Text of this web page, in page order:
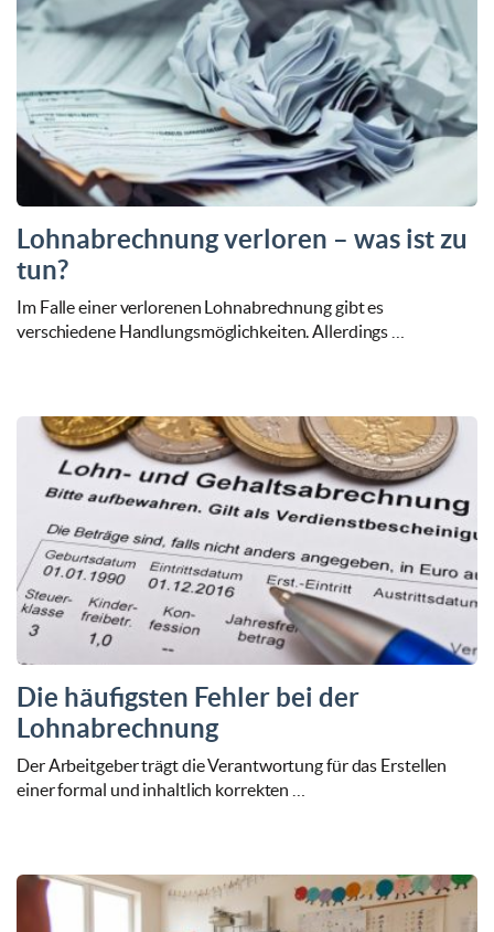
Lohnabrechnung verloren – was ist zu
tun?
Im Falle einer verlorenen Lohnabrechnung gibt es
verschiedene Handlungsmöglichkeiten. Allerdings …
Die häufigsten Fehler bei der
Lohnabrechnung
Der Arbeitgeber trägt die Verantwortung für das Erstellen
einer formal und inhaltlich korrekten …